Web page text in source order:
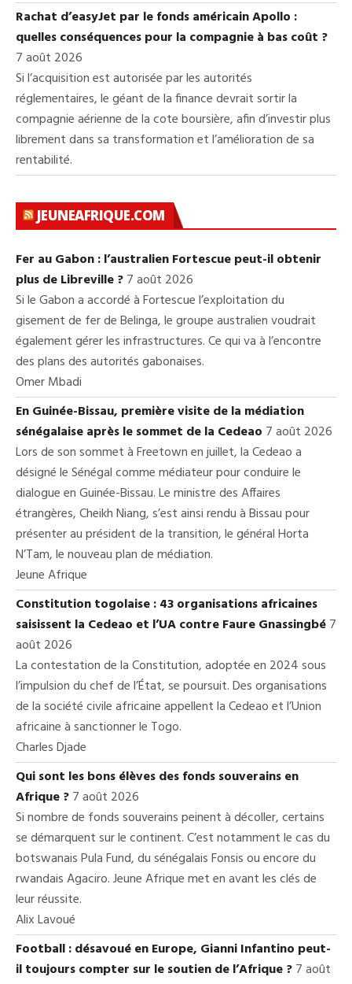
Rachat d’easyJet par le fonds américain Apollo :
quelles conséquences pour la compagnie à bas coût ?
7 août 2026
Si l’acquisition est autorisée par les autorités
réglementaires, le géant de la finance devrait sortir la
compagnie aérienne de la cote boursière, afin d’investir plus
librement dans sa transformation et l’amélioration de sa
rentabilité.
JEUNEAFRIQUE.COM
Fer au Gabon : l’australien Fortescue peut-il obtenir
plus de Libreville ?7 août 2026
Si le Gabon a accordé à Fortescue l’exploitation du
gisement de fer de Belinga, le groupe australien voudrait
également gérer les infrastructures. Ce qui va à l’encontre
des plans des autorités gabonaises.
Omer Mbadi
En Guinée-Bissau, première visite de la médiation
sénégalaise après le sommet de la Cedeao 7 août 2026
Lors de son sommet à Freetown en juillet, la Cedeao a
désigné le Sénégal comme médiateur pour conduire le
dialogue en Guinée-Bissau. Le ministre des Affaires
étrangères, Cheikh Niang, s’est ainsi rendu à Bissau pour
présenter au président de la transition, le général Horta
N’Tam, le nouveau plan de médiation.
Jeune Afrique
Constitution togolaise : 43 organisations africaines
saisissent la Cedeao et l’UA contre Faure Gnassingbé7
août 2026
La contestation de la Constitution, adoptée en 2024 sous
l’impulsion du chef de l’État, se poursuit. Des organisations
de la société civile africaine appellent la Cedeao et l’Union
africaine à sanctionner le Togo.
Charles Djade
Qui sont les bons élèves des fonds souverains en
Afrique ?7 août 2026
Si nombre de fonds souverains peinent à décoller, certains
se démarquent sur le continent. C’est notamment le cas du
botswanais Pula Fund, du sénégalais Fonsis ou encore du
rwandais Agaciro. Jeune Afrique met en avant les clés de
leur réussite.
Alix Lavoué
Football : désavoué en Europe, Gianni Infantino peut-
il toujours compter sur le soutien de l’Afrique ?7 août